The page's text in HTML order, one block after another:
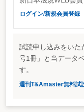
日本技術開発（ジャスダッ
式分割をもって対抗すると
の可否を巡って両当事者が
以下では、夢真HDの訴え
東京地裁平成17年7月29日
http://
防衛策としての株式分割に
ログイン/新規会員登録
試読申し込みをいた
号1冊」と当データ
す。
週刊T&Amaster無料試